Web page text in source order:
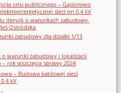
celu publicznego – Gąsiorowo
sieci nn 0,4 kV
decyzji o warunkach zabudowy,
Ostródzka
zabudowy dla działki 1/13
o warunki zabudowy i lokalizacji
rok wszczęcia sprawy 2024
– Budowa kablowej sieci
kV